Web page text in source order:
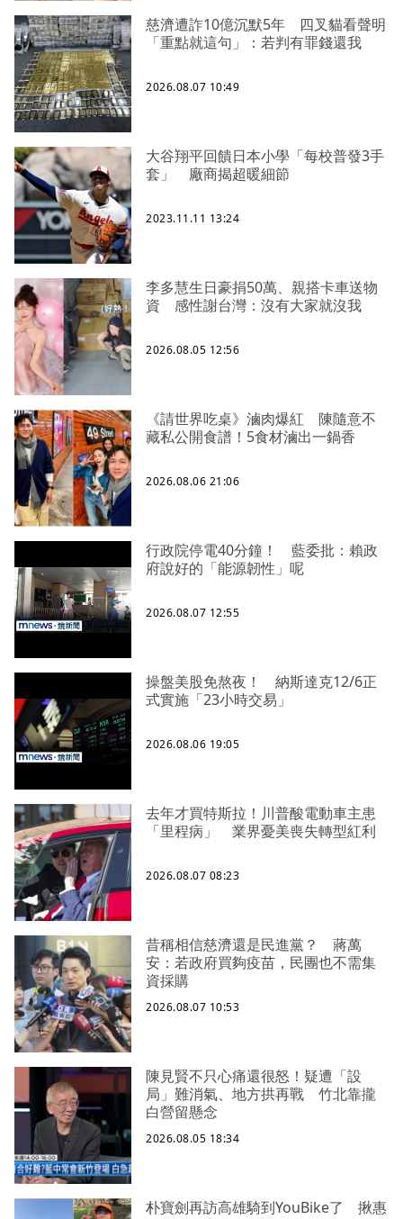
慈濟遭詐10億沉默5年 四叉貓看聲明
「重點就這句」：若判有罪錢還我
2026.08.07 10:49
大谷翔平回饋日本小學「每校普發3手
套」 廠商揭超暖細節
2023.11.11 13:24
李多慧生日豪捐50萬、親搭卡車送物
資 感性謝台灣：沒有大家就沒我
2026.08.05 12:56
《請世界吃桌》滷肉爆紅 陳隨意不
藏私公開食譜！5食材滷出一鍋香
2026.08.06 21:06
行政院停電40分鐘！ 藍委批：賴政
府說好的「能源韌性」呢
2026.08.07 12:55
操盤美股免熬夜！ 納斯達克12/6正
式實施「23小時交易」
2026.08.06 19:05
去年才買特斯拉！川普酸電動車主患
「里程病」 業界憂美喪失轉型紅利
2026.08.07 08:23
昔稱相信慈濟還是民進黨？ 蔣萬
安：若政府買夠疫苗，民團也不需集
資採購
2026.08.07 10:53
陳見賢不只心痛還很怒！疑遭「設
局」難消氣、地方拱再戰 竹北靠攏
白營留懸念
2026.08.05 18:34
朴寶劍再訪高雄騎到YouBike了 揪惠